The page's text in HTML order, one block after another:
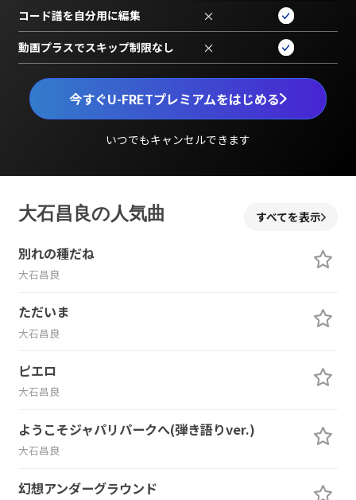
今すぐU-FRETプレミアムをはじめる
いつでもキャンセルできます
コード譜を自分用に編集 ×
動画プラスでスキップ制限なし ×
大石昌良の人気曲 すべてを表示
別れの種だね
大石昌良
ただいま
大石昌良
ピエロ
大石昌良
ようこそジャパリパークへ(弾き語りver.)
大石昌良
幻想アンダーグラウンド